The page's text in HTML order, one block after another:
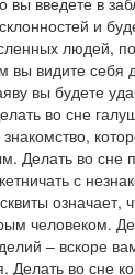
и
людей,
вы видите
вы будете
во сне
Делать во сне
с
означает,
человеком.
– вскоре
Делать во сне